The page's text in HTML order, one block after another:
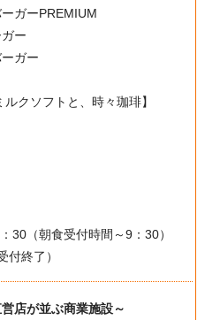
ガーPREMIUM
ー
ガー
クソフトと、時々珈琲】
30（朝食受付時間～9：30）
付終了）
店が並ぶ商業施設～